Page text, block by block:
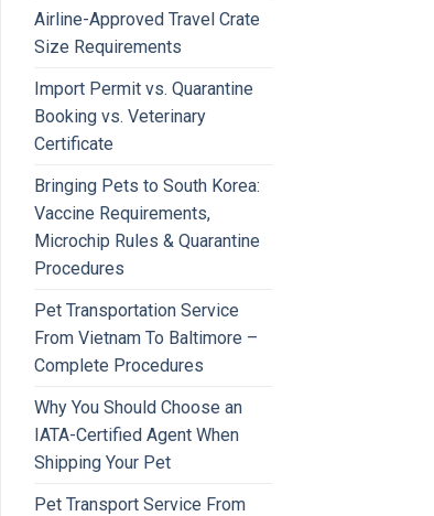
Airline-Approved Travel Crate
Size Requirements
Import Permit vs. Quarantine
Booking vs. Veterinary
Certificate
Bringing Pets to South Korea:
Vaccine Requirements,
Microchip Rules & Quarantine
Procedures
Pet Transportation Service
From Vietnam To Baltimore –
Complete Procedures
Why You Should Choose an
IATA-Certified Agent When
Shipping Your Pet
Pet Transport Service From